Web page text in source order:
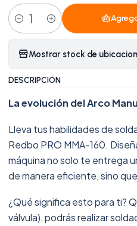
Cantidad
Mostrar stock de
DESCRIPCIÓN
La evolución del Arco
Lleva tus habilidades de
Redbo PRO MMA-160.
máquina no solo te entrega
de manera eficiente, sino
¿Qué significa esto para ti?
válvula), podrás realizar